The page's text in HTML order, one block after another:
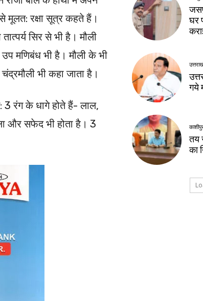
मूलत: रक्षा सूत्र कहते हैं।
सिर से भी है। मौली
मणिबंध भी है। मौली के भी
भी कहा जाता है।
3 रंग के धागे होते हैं- लाल,
और सफेद भी होता है। 3
घर
गये
तय
का